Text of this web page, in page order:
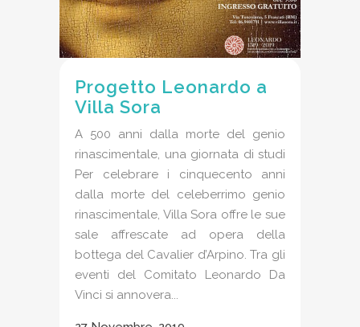
Progetto Leonardo a
Villa Sora
A 500 anni dalla morte del genio
rinascimentale, una giornata di studi
Per celebrare i cinquecento anni
dalla morte del celeberrimo genio
rinascimentale, Villa Sora offre le sue
sale affrescate ad opera della
bottega del Cavalier d’Arpino. Tra gli
eventi del Comitato Leonardo Da
Vinci si annovera...